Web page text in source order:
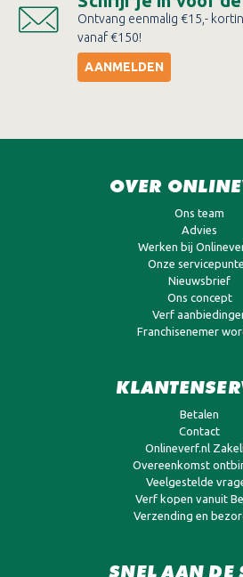
Ontvang eenmalig €15,-
vanaf €150!
AANMELDEN
OVER
Ons team
Advies
Werken bij
Onze
Nieuwsbrief
Ons concept
Verf
Franchisenemer
Betalen
Contact
Onlineverf.nl
Overeenkomst
Veelgestelde
Verf kopen vanuit
Verzending en
SNEL AAN DE